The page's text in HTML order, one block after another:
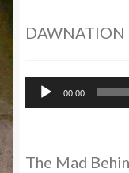
Audio-
Player
00:00
The Mad